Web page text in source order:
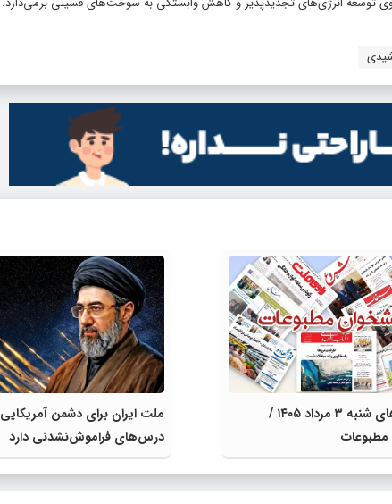
روزنامه های شنبه ۳ مرداد ۱۴۰۵ /
ملت ایران برای دشمن آمریکایی
درس‌های فراموش‌نشدنی دارد